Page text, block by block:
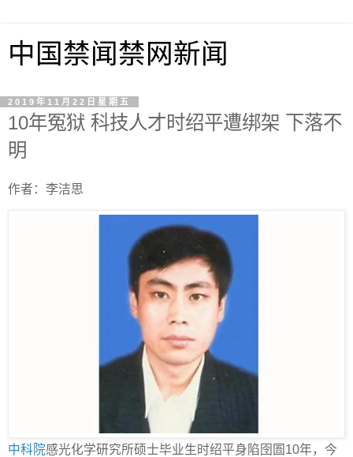
中国禁闻禁网新闻
2019年11月22日星期五
10年冤狱 科技人才时绍平遭绑架 下落不
明
作者：李洁思
中科院感光化学研究所硕士毕业生时绍平身陷囹圄10年，今